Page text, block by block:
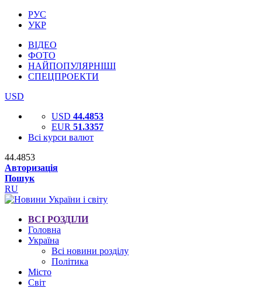
РУС
УКР
ВІДЕО
ФОТО
НАЙПОПУЛЯРНІШІ
СПЕЦПРОЕКТИ
USD
USD 44.4853
EUR 51.3357
Всі курси валют
44.4853
Авторизація
Пошук
RU
ВСІ РОЗДІЛИ
Головна
Україна
Всі новини розділу
Політика
Місто
Світ